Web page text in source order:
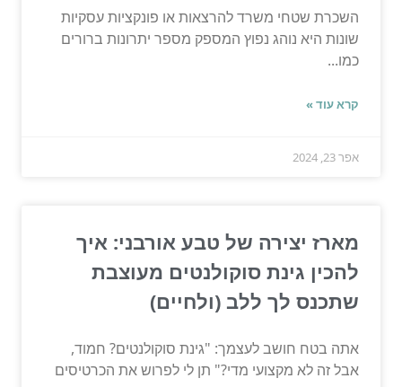
השכרת שטחי משרד להרצאות או פונקציות עסקיות
שונות היא נוהג נפוץ המספק מספר יתרונות ברורים
כמו...
קרא עוד »
אפר 23, 2024
מארז יצירה של טבע אורבני: איך
להכין גינת סוקולנטים מעוצבת
שתכנס לך ללב (ולחיים)
אתה בטח חושב לעצמך: "גינת סוקולנטים? חמוד,
אבל זה לא מקצועי מדי?" תן לי לפרוש את הכרטיסים